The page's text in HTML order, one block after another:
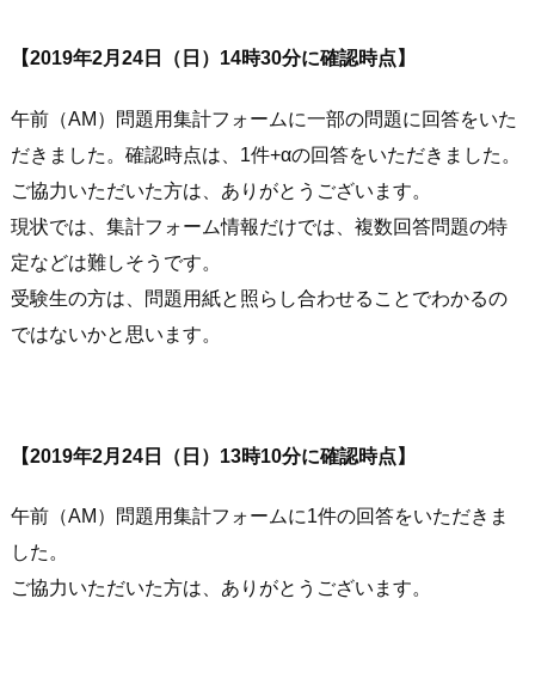
【2019年2月24日（日）14時30分に確認時点】
午前（AM）問題用集計フォームに一部の問題に回答をいた
だきました。確認時点は、1件+αの回答をいただきました。
ご協力いただいた方は、ありがとうございます。
現状では、集計フォーム情報だけでは、複数回答問題の特
定などは難しそうです。
受験生の方は、問題用紙と照らし合わせることでわかるの
ではないかと思います。
【2019年2月24日（日）13時10分に確認時点】
午前（AM）問題用集計フォームに1件の回答をいただきま
した。
ご協力いただいた方は、ありがとうございます。